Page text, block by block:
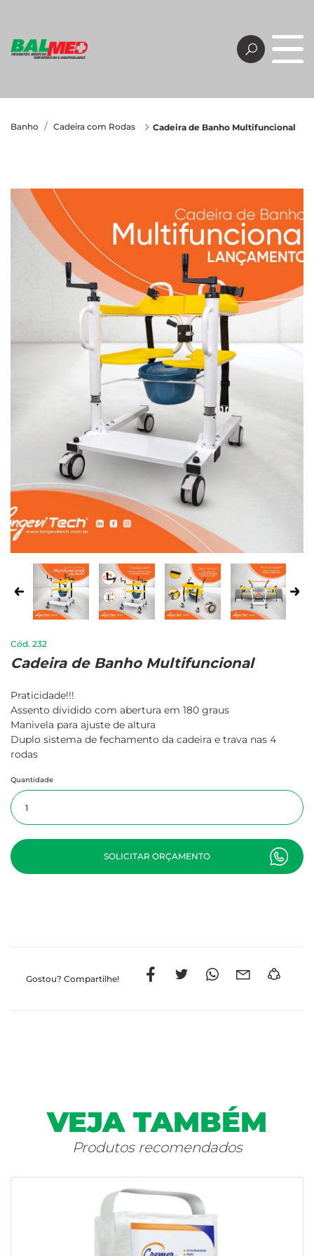
Banho Cadeira com Rodas Cadeira de Banho Multifuncional
232
Cadeira de Banho Multifuncional
Praticidade!!!
Assento dividido com abertura em 180 graus
Manivela para ajuste de altura
Duplo sistema de fechamento da cadeira e trava nas 4
rodas
Quantidade
SOLICITAR ORÇAMENTO
Gostou? Compartilhe!
VEJA TAMBÉM
Produtos recomendados